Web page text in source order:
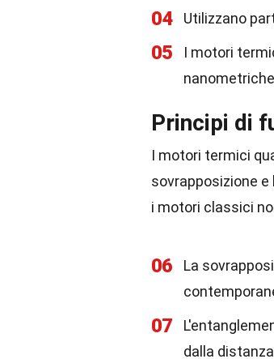
04 Utilizzano
05
I motori
Principi di
I motori termici
sovrapposizione
i motori classici
06
La
07
dalla